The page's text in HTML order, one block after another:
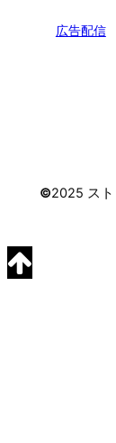
広告配信
©2025 ス